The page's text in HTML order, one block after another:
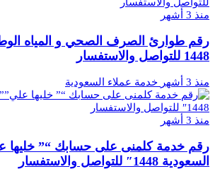
منذ 3 أشهر
رقم طوارئ الصرف الصحي و المياه
1448 للتواصل والاستفسار
منذ 3 أشهر خدمة عملاء السعودية
منذ 3 أشهر
رقم خدمة كلمنى على حسابك “” خليها
السعودية 1448″ للتواصل والاستفسار